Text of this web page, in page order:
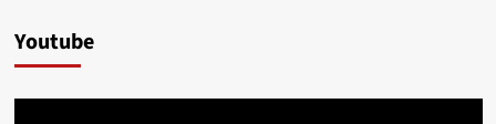
Youtube